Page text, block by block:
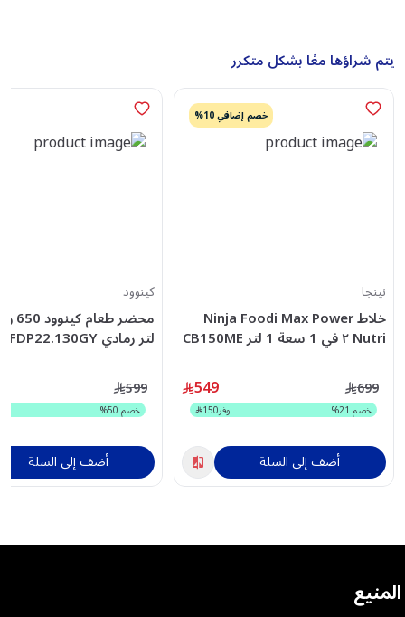
يتم شراؤها معًا بشكل متكرر
خصم إضافي 10%
نينجا
خلاط Ninja Foodi Max Power
Nutri ٢ في 1 سعة 1 لتر CB150ME
549 699
خصم 21
% وفر150
أضف إلى السلة
كينوود
لتر رمادي OWFDP22.130GY
599
خصم 50
%
أضف إلى السلة
المنيع